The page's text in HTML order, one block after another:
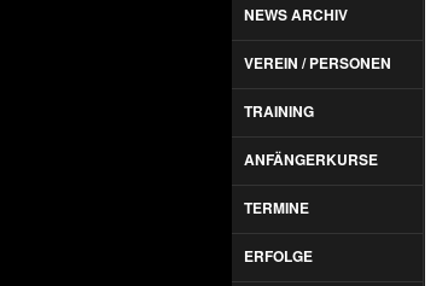
NEWS ARCHIV
VEREIN / PERSONEN
TRAINING
ANFÄNGERKURSE
TERMINE
ERFOLGE